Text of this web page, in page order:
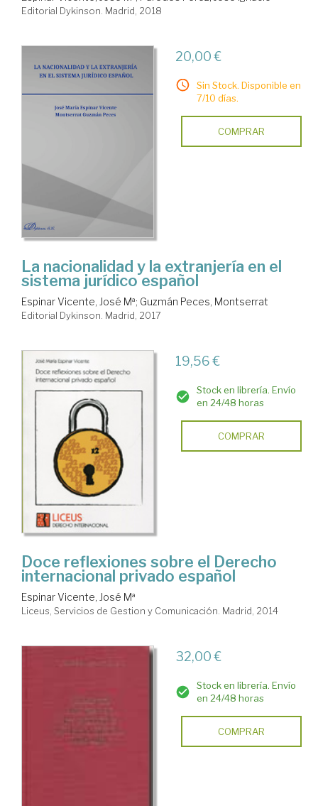
Editorial Dykinson. Madrid, 2018
20,00 €
Sin Stock. Disponible en
7/10 días.
COMPRAR
La nacionalidad y la extranjería en el
sistema jurídico español
Espinar Vicente, José Mª; Guzmán Peces, Montserrat
Editorial Dykinson. Madrid, 2017
19,56 €
Stock en librería. Envío
en 24/48 horas
COMPRAR
Doce reflexiones sobre el Derecho
internacional privado español
Espinar Vicente, José Mª
Liceus, Servicios de Gestion y Comunicación. Madrid, 2014
32,00 €
Stock en librería. Envío
en 24/48 horas
COMPRAR